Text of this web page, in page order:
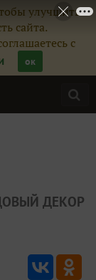
улучшить
сайта.
с
ок
ДЕКОР